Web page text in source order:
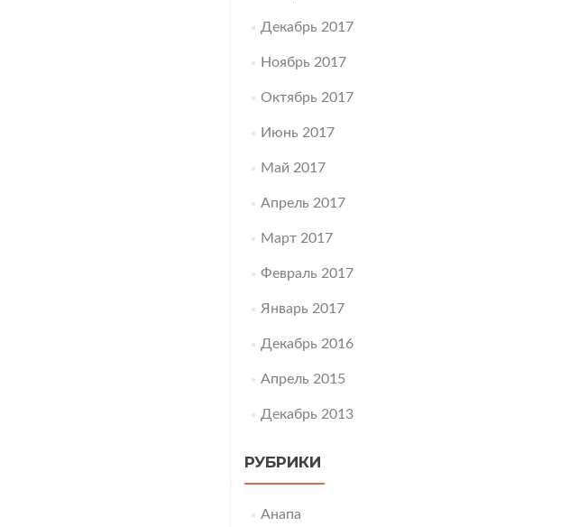
Декабрь 2017
Ноябрь 2017
Октябрь 2017
Июнь 2017
Май 2017
Апрель 2017
Март 2017
Февраль 2017
Январь 2017
Декабрь 2016
Апрель 2015
Декабрь 2013
РУБРИКИ
Анапа